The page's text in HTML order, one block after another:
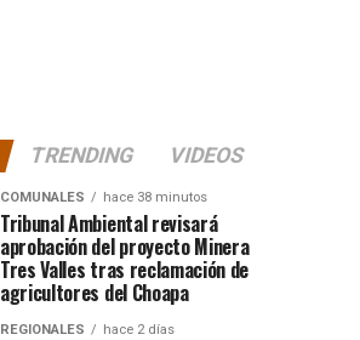
TRENDING VIDEOS
COMUNALES hace 38 minutos
Tribunal Ambiental revisará
aprobación del proyecto Minera
Tres Valles tras reclamación de
agricultores del Choapa
REGIONALES hace 2 días